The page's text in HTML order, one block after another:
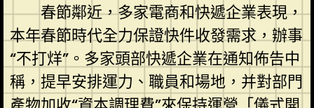
春節鄰近，多家電商和快遞企業表現，
本年春節時代全力保證快件收發需求，辦事
“不打烊”。多家頭部快遞企業在通知佈告中
稱，提早安排運力、職員和場地，并對部門